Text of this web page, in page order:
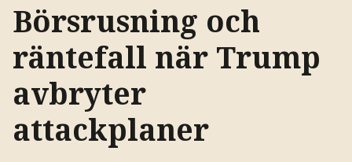
Börsrusning och
räntefall när Trump
avbryter
attackplaner